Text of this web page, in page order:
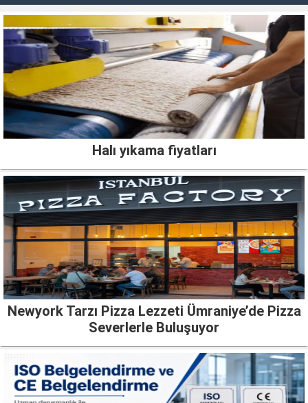
Halı yıkama fiyatları
Newyork Tarzı Pizza Lezzeti Ümraniye’de Pizza
Severlerle Buluşuyor